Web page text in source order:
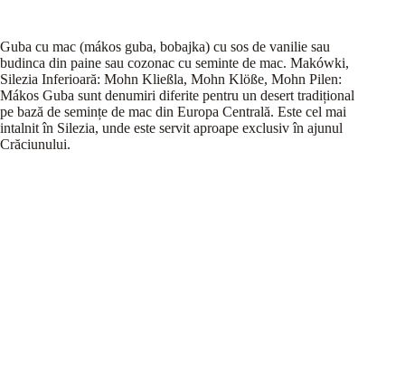
Guba cu mac (mákos guba, bobajka) cu sos de vanilie sau
budinca din paine sau cozonac cu seminte de mac. Makówki,
Silezia Inferioară: Mohn Kließla, Mohn Klöße, Mohn Pilen:
Mákos Guba sunt denumiri diferite pentru un desert tradițional
pe bază de semințe de mac din Europa Centrală. Este cel mai
intalnit în Silezia, unde este servit aproape exclusiv în ajunul
Crăciunului.